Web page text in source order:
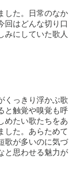
した。日常のなか
回はどんな切り口
みにしていた歌人
くっきり浮かぶ歌
と触覚や嗅覚も呼
めたい歌たちをあ
した。あらためて
歌が多いのに気づ
と思わせる魅力が